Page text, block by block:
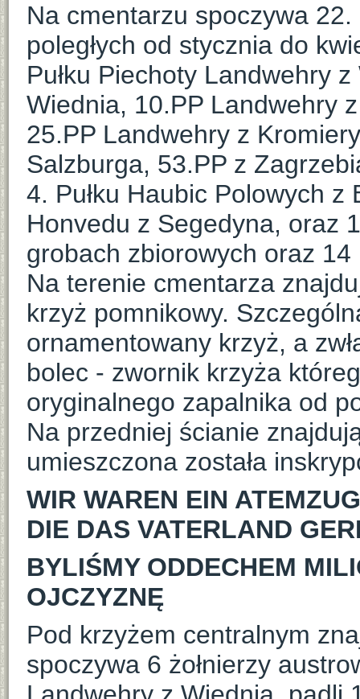
Na cmentarzu spoczywa
poległych od stycznia do
Pułku Piechoty Landwehry
Wiednia, 10.PP Landwehry
25.PP Landwehry z
Salzburga, 53.PP z
4. Pułku Haubic Polowych z
Honvedu z Segedyna, oraz
grobach zbiorowych oraz
Na terenie cmentarza
krzyż pomnikowy.
ornamentowany krzyż, a
bolec - zwornik krzyża
oryginalnego zapalnika od
Na przedniej ścianie
umieszczona została
WIR WAREN EIN
DIE DAS VATERLAND
BYLIŚMY ODDECHEM
OJCZYZNĘ
Pod krzyżem centralnym
spoczywa 6 żołnierzy